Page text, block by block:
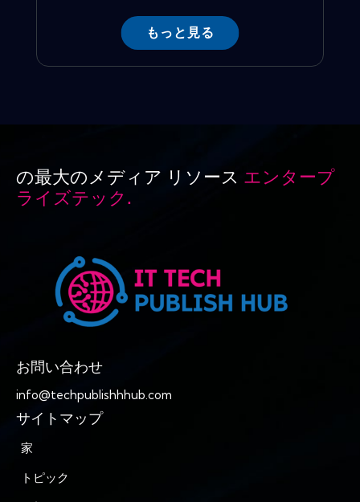
もっと見る
の最大のメディア リソース エンタープ
ライズテック.
お問い合わせ
info@techpublishhhub.com
サイトマップ
家
トピック